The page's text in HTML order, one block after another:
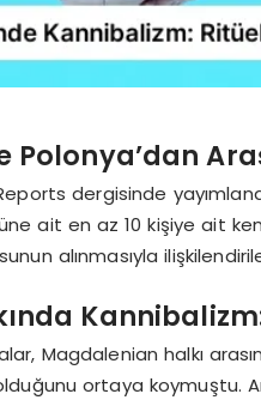
Polonya’dan
dergisinde
ait en az 10 kişiye ait
alınmasıyla
Magdalenian halkı
ortaya koymuştu.